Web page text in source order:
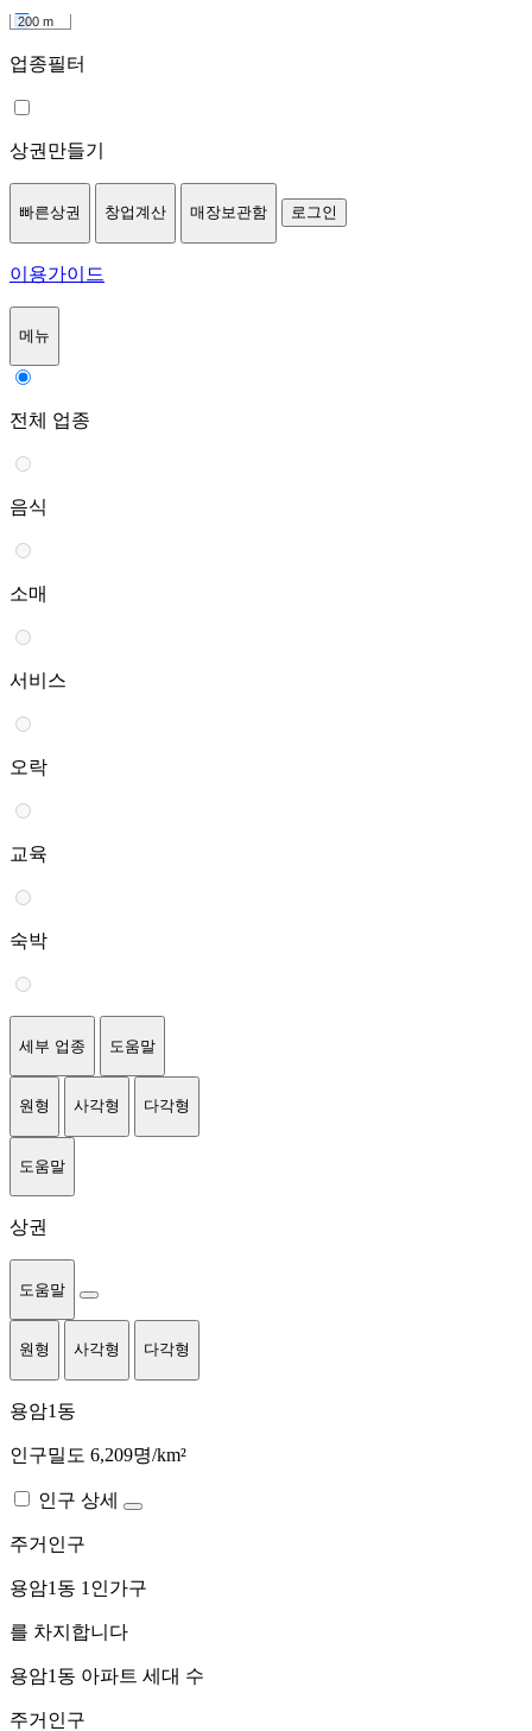
200 m
업종필터
상권만들기
빠른상권 창업계산 매장보관함 로그인
이용가이드
메뉴
전체 업종
음식
소매
서비스
오락
교육
숙박
세부 업종 도움말
원형 사각형 다각형
도움말
상권
도움말
원형 사각형 다각형
용암1동
인구밀도 6,209명/km²
인구 상세
주거인구
용암1동 1인가구
를 차지합니다
용암1동 아파트 세대 수
주거인구